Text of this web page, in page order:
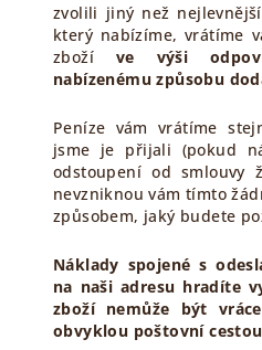
zvolili jiný než
který nabízíme, vrátíme
zboží
ve výši
nabízenému způsobu
Peníze vám vrátíme
jsme je přijali (pokud
odstoupení od smlouvy
nevzniknou vám tímto
způsobem, jaký budete
Náklady spojené s
na naši adresu hradíte
zboží nemůže být
obvyklou poštovní cestou